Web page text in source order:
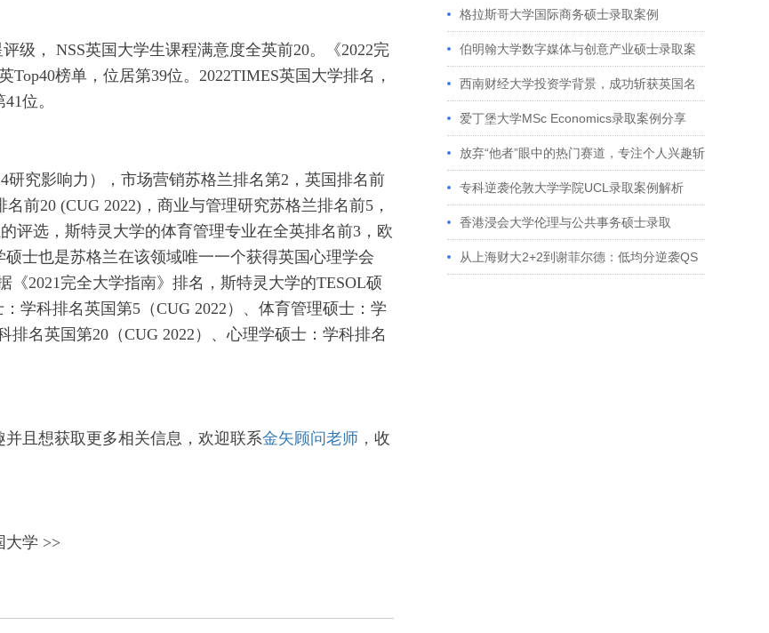
级， NSS英国大学生课程满意度全英前20。《2022完
榜单，位居第39位。2022TIMES英国大学排名，
位。
研究影响力），市场营销苏格兰排名第2，英国排名前
前20 (CUG 2022)，商业与管理研究苏格兰排名前5，
评选，斯特灵大学的体育管理专业在全英排名前3，欧
士也是苏格兰在该领域唯一一个获得英国心理学会
《2021完全大学指南》排名，斯特灵大学的TESOL硕
学科排名英国第5（CUG 2022）、体育管理硕士：学
名英国第20（CUG 2022）、心理学硕士：学科排名
且想获取更多相关信息，欢迎联系金矢顾问老师 ， 收
大学 >>
格拉斯哥大学国际商务硕士录取案例
伯明翰大学数字媒体与创意产业硕士录取案
例 西南财经大学投资学背景，成功斩获英国名
校多份Offer
爱丁堡大学MSc Economics录取案例分享
放弃“他者”眼中的热门赛道，专注个人兴趣斩
获藤校offer｜成功跨专业申请经验分享
专科逆袭伦敦大学学院UCL录取案例解析
香港浸会大学伦理与公共事务硕士录取
从上海财大2+2到谢菲尔德：低均分逆袭QS